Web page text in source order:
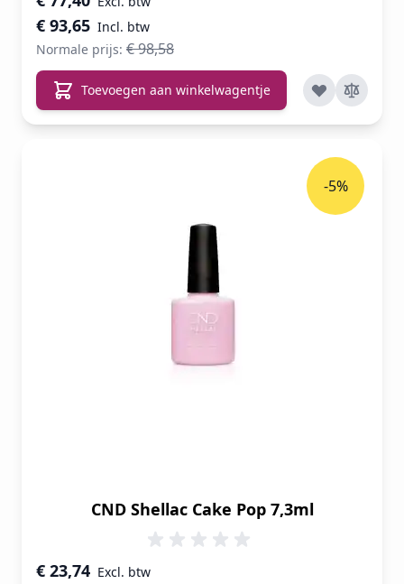
€ 93,65
Normale prijs: € 98,58
Toevoegen aan winkelwagentje
CND Shellac Cake Pop 7,3ml
Speciale prijs
€ 23,74
-5%